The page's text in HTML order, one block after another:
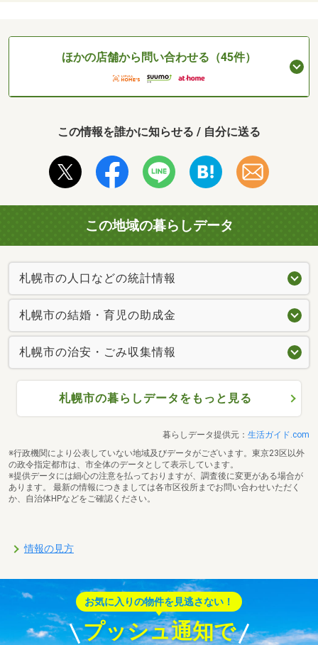
ほかの店舗から問い合わせる（45件）
この情報を誰かに知らせる / 自分に送る
この地域の暮らしデータ
札幌市の人口などの統計情報
札幌市の結婚・育児の助成金
札幌市の治安・ごみ収集情報
札幌市の暮らしデータをもっと見る
暮らしデータ提供元： 生活ガイド.com
※行政機関により公表していない地域及びデータがございます。東京23区以外
の政令指定都市は、市全体のデータとして表示しています。
※提供データには細心の注意を払っておりますが、調査後に変更がある場合が
あります。 最新の情報につきましては各市区役所までお問い合わせいただく
か、自治体HPなどをご確認ください。
情報の見方
お気に入りの物件を見逃さない！
プッシュ通知で